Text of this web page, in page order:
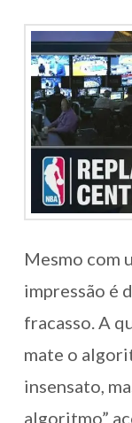
Mesmo com
impressão é
fracasso. A
mate o
insensato,
algoritmo”